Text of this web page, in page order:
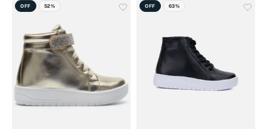
OFF 52% OFF 63%